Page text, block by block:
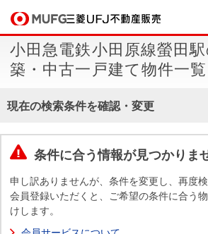
買いたいTOP
中古
売りたいTOP
無
店舗案内TOP
店舗のご
会社情報TOP
ごあいさ
採用情報TOP
新卒採用
買いたい
売りたい
店舗案内
会社情報
採用情報
小田急電鉄小田原線螢田
築・中古一戸建て物件一覧
現在の検索条件を確認・変更
条件に合う情報が見つかりま
申し訳ありませんが、条件を変更し、再度検
会員登録いただくと、ご希望の条件に合う
けします。